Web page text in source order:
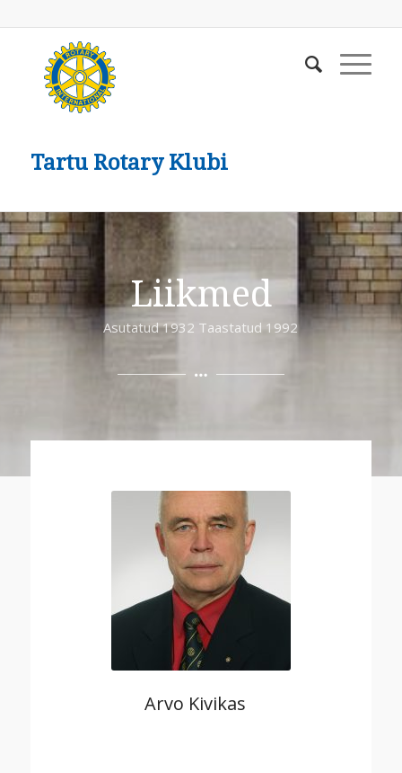
Tartu Rotary Klubi
Liikmed
Asutatud 1932 Taastatud 1992
Arvo Kivikas